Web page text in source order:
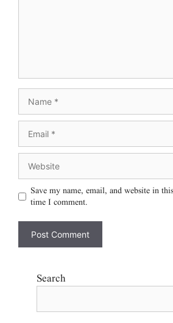
Save my name, email, and website in
time I comment.
Search